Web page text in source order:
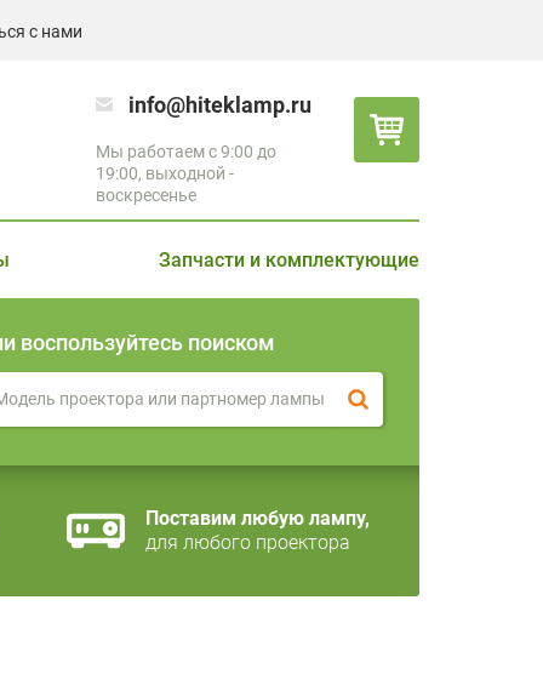
с нами
info@hiteklamp.ru
Мы работаем с 9:00 до
19:00, выходной -
воскресенье
Запчасти и комплектующие
воспользуйтесь поиском
Поставим любую лампу,
для любого проектора